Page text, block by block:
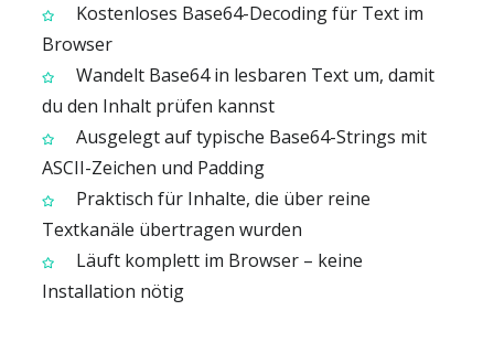
Kostenloses Base64-Decoding für Text im
Browser
Wandelt Base64 in lesbaren Text um, damit
du den Inhalt prüfen kannst
Ausgelegt auf typische Base64-Strings mit
ASCII-Zeichen und Padding
Praktisch für Inhalte, die über reine
Textkanäle übertragen wurden
Läuft komplett im Browser – keine
Installation nötig